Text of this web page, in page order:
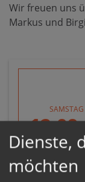
Wir freuen uns
Markus und
SAMSTAG
12.09.
Zeit:
Dienste,
möchten